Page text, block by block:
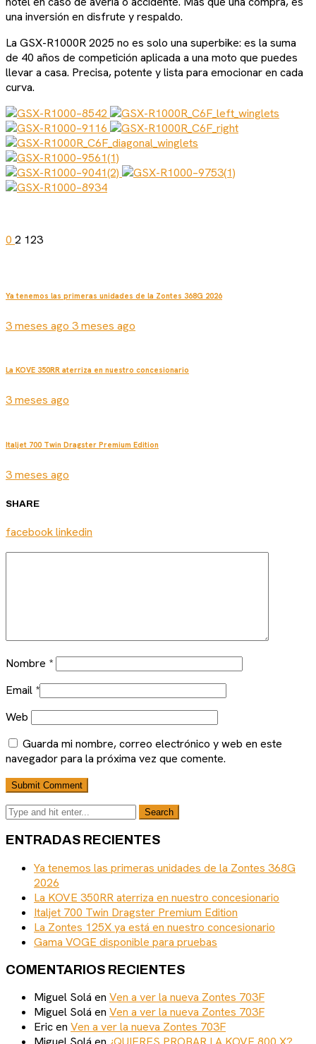
una inversión en disfrute y respaldo.
La GSX-R1000R 2025 no es solo una superbike: es la suma
de 40 años de competición aplicada a una moto que puedes
llevar a casa. Precisa, potente y lista para emocionar en cada
curva.
0 2 123
Ya tenemos las primeras unidades de la Zontes 368G 2026
3 meses ago 3 meses ago
La KOVE 350RR aterriza en nuestro concesionario
3 meses ago
Italjet 700 Twin Dragster Premium Edition
3 meses ago
SHARE
facebooklinkedin
Nombre *
Email *
Web
Guarda mi nombre, correo electrónico y web en este
navegador para la próxima vez que comente.
ENTRADAS RECIENTES
Ya tenemos las primeras unidades de la Zontes 368G
2026
La KOVE 350RR aterriza en nuestro concesionario
Italjet 700 Twin Dragster Premium Edition
La Zontes 125X ya está en nuestro concesionario
Gama VOGE disponible para pruebas
COMENTARIOS RECIENTES
Miguel Solá en Ven a ver la nueva Zontes 703F
Miguel Solá en Ven a ver la nueva Zontes 703F
Ericen Ven a ver la nueva Zontes 703F